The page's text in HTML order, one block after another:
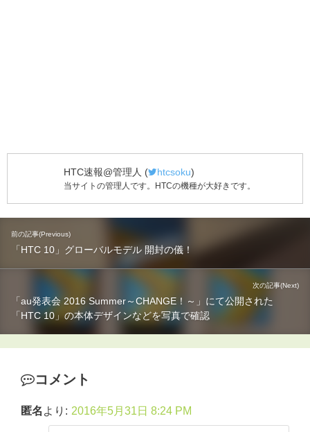
HTC速報@管理人 ( htcsoku)
当サイトの管理人です。HTCの機種が大好きです。
前の記事(Previous)
「HTC 10」グローバルモデル 開封の儀！
次の記事(Next)
「au発表会 2016 Summer～CHANGE！～」にて公開された
「HTC 10」の本体デザインなどを写真で確認
コメント
匿名 より: 2016年5月31日 8:24 PM